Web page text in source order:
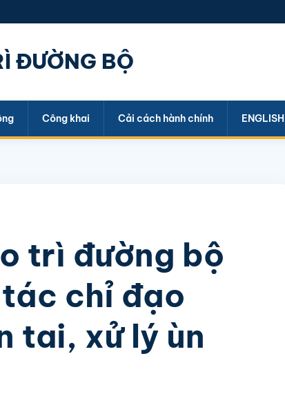
ĐƯỜNG BỘ
Công khai Cải cách hành chính ENGLISH
trì đường bộ
chỉ đạo
tai, xử lý ùn